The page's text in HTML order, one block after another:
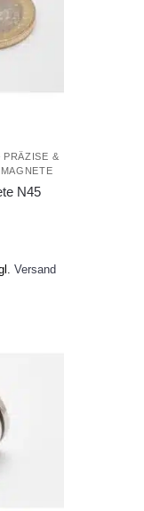
PRÄZISE &
N45
Versand